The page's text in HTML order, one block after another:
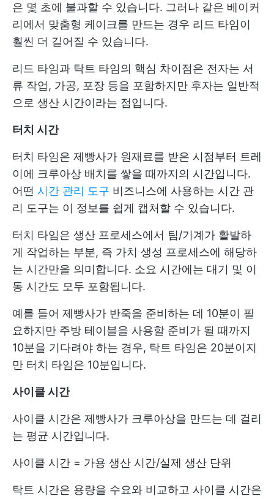
은 몇 초에 불과할 수 있습니다. 그러나 같은 베이커
리에서 맞춤형 케이크를 만드는 경우 리드 타임이
훨씬 더 길어질 수 있습니다.
리드 타임과 탁트 타임의 핵심 차이점은 전자는 서
류 작업, 가공, 포장 등을 포함하지만 후자는 일반적
으로 생산 시간이라는 점입니다.
터치 시간
터치 타임은 제빵사가 원재료를 받은 시점부터 트레
이에 크루아상 배치를 쌓을 때까지의 시간입니다.
어떤 시간 관리 도구 비즈니스에 사용하는 시간 관
리 도구는 이 정보를 쉽게 캡처할 수 있습니다.
터치 타임은 생산 프로세스에서 팀/기계가 활발하
게 작업하는 부분, 즉 가치 생성 프로세스에 해당하
는 시간만을 의미합니다. 소요 시간에는 대기 및 이
동 시간도 모두 포함됩니다.
예를 들어 제빵사가 반죽을 준비하는 데 10분이 필
요하지만 주방 테이블을 사용할 준비가 될 때까지
10분을 기다려야 하는 경우, 탁트 타임은 20분이지
만 터치 타임은 10분입니다.
사이클 시간
사이클 시간은 제빵사가 크루아상을 만드는 데 걸리
는 평균 시간입니다.
사이클 시간 = 가용 생산 시간/실제 생산 단위
탁트 시간은 용량을 수요와 비교하고 사이클 시간은